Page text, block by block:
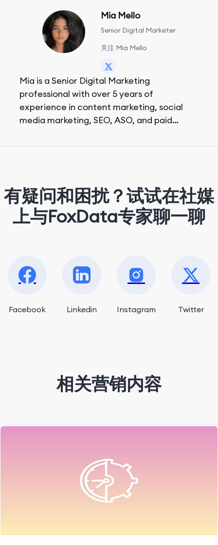
Mia Mello
Senior Digital Marketer
关注 Mia Mello
Mia is a Senior Digital Marketing
professional with over 5 years of
experience in content marketing, social
media marketing, SEO, ASO, and paid
有疑问和困扰？试试在社媒
上与FoxData专家聊一聊
Facebook Linkedin Instagram Twitter
相关营销内容